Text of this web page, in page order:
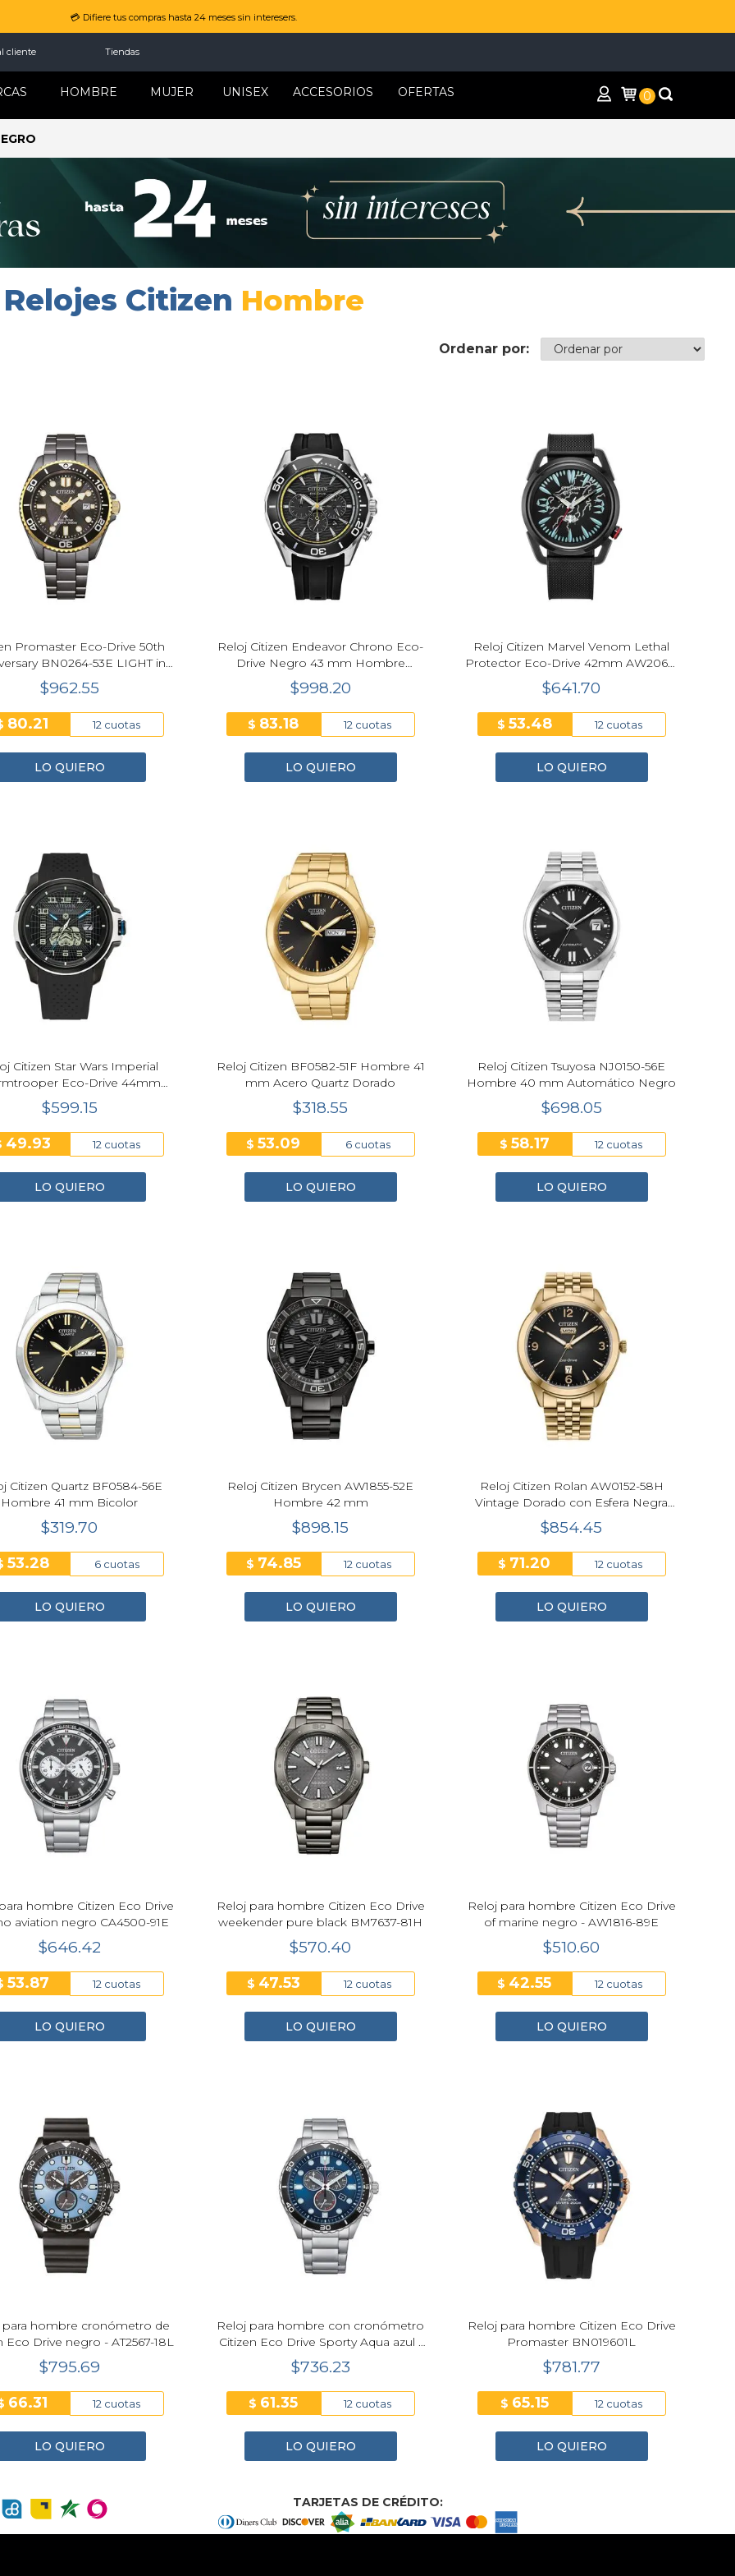
💳 Difiere tus compras hasta 24 meses sin interesers.
cliente Tiendas
HOMBRE MUJER UNISEX ACCESORIOS OFERTAS 0
Relojes Citizen Hombre
Ordenar por:
Promaster Eco-Drive 50th
BN0264-53E LIGHT in
BLACK Edición Limitada
$962.55
80.21 12 cuotas
LO QUIERO
Reloj Citizen Endeavor Chrono Eco-
Drive Negro 43 mm Hombre
CA4730-08E
$998.20
$ 83.18 12 cuotas
LO QUIERO
Reloj Citizen Marvel Venom Lethal
Protector Eco-Drive 42mm AW2065-
41W
$641.70
$ 53.48 12 cuotas
LO QUIERO
Citizen Star Wars Imperial
Eco-Drive 44mm
AW1659-00W
$599.15
49.93 12 cuotas
LO QUIERO
Reloj Citizen BF0582-51F Hombre 41
mm Acero Quartz Dorado
$318.55
$53.09 6 cuotas
LO QUIERO
Reloj Citizen Tsuyosa NJ0150-56E
Hombre 40 mm Automático Negro
$698.05
$ 58.17 12 cuotas
LO QUIERO
Citizen Quartz BF0584-56E
Hombre 41 mm Bicolor
$319.70
53.28 6 cuotas
LO QUIERO
Reloj Citizen Brycen AW1855-52E
Hombre 42 mm
$898.15
$ 74.85 12 cuotas
LO QUIERO
Reloj Citizen Rolan AW0152-58H
Vintage Dorado con Esfera Negra
Degradada y Tecnología Eco-Drive
$854.45
$ 71.20 12 cuotas
LO QUIERO
hombre Citizen Eco Drive
aviation negro CA4500-91E
$646.42
53.87 12 cuotas
LO QUIERO
Reloj para hombre Citizen Eco Drive
weekender pure black BM7637-81H
$570.40
$ 47.53 12 cuotas
LO QUIERO
Reloj para hombre Citizen Eco Drive
of marine negro - AW1816-89E
$510.60
$ 42.55 12 cuotas
LO QUIERO
para hombre cronómetro de
Eco Drive negro - AT2567-18L
$795.69
66.31 12 cuotas
LO QUIERO
Reloj para hombre con cronómetro
Citizen Eco Drive Sporty Aqua azul -
AT2560-84L
$736.23
$ 61.35 12 cuotas
LO QUIERO
Reloj para hombre Citizen Eco Drive
Promaster BN019601L
$781.77
$ 65.15 12 cuotas
LO QUIERO
TARJETAS DE CRÉDITO: